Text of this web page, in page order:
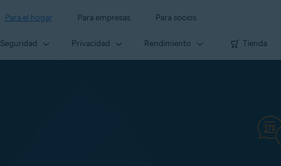
Para el hogar Para empresas Para socios
Seguridad Privacidad Rendimiento Tienda